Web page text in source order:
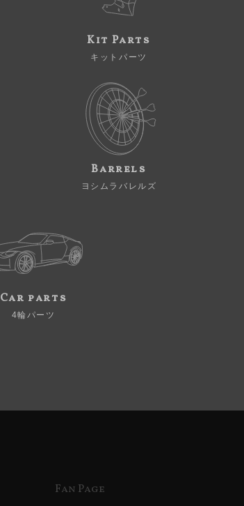
Kit Parts
キットパーツ
Barrels
ヨシムラバレルズ
Car parts
4輪パーツ
Fan Page